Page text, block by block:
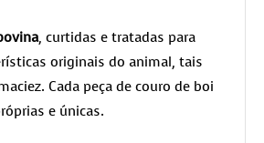
, curtidas e tratadas para
originais do animal, tais
Cada peça de couro de boi
e únicas.